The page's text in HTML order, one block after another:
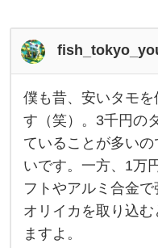
購
入
た
い
で
す
。
安
僕
も
昔
、
い
タ
モ
を
使
っ
僕も昔、安いタモ
す（笑）。3千円の
ていることが多い
いです。一方、1万
フトやアルミ合金
オリイカを取り込
ますよ。